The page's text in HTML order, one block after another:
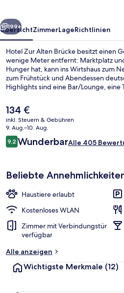
Weiter
199+
ÜbersichtZimmerLageRichtlinien
Hotel Zur Alten Brücke besitzt einen
wenige Meter entfernt: Marktplatz
Hunger hat, kann ins Wirtshaus zum
zum Frühstück und Abendessen
Highlights sind eine Bar/Lounge, eine
sehr gut.
Der
aktuelle
Preis
beträgt
134 €.
134 €
inkl. Steuern & Gebühren
9. Aug.–10. Aug.
Bewertungen
9,29,2 von 10.
WunderbarAlle 405
Beliebte
Haustiere erlaubt
Kostenloses WLAN
Zimmer mit Verbindungstür
verfügbar
Alle anzeigen
Wichtigste Merkmale (12)